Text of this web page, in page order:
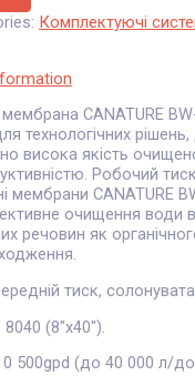
Комплектуючі
CANATURE
технологічних
висока якість
Робочий
мембрани CANATURE
очищення води
речовин як
тиск,
(8″x40″).
500gpd (до 40 000 л/